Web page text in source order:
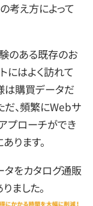
考え方によって
のある既存のお
にはよく訪れて
は購買データだ
だ、頻繁にWebサ
プローチができ
ります。
タをカタログ通販
ました。